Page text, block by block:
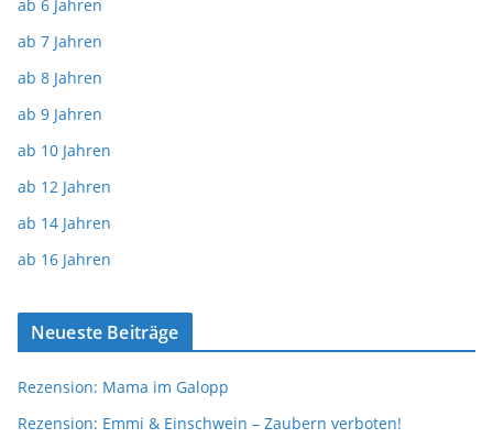
ab 6 Jahren
ab 7 Jahren
ab 8 Jahren
ab 9 Jahren
ab 10 Jahren
ab 12 Jahren
ab 14 Jahren
ab 16 Jahren
Neueste Beiträge
Rezension: Mama im Galopp
Rezension: Emmi & Einschwein – Zaubern verboten!